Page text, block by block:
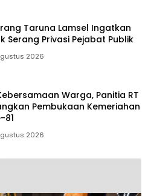
Taruna Lamsel Ingatkan
Serang Privasi Pejabat Publik
2026
Warga, Panitia RT
Pembukaan Kemeriahan
81
2026